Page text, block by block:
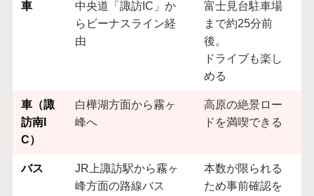
車
中央道「諏訪IC」か
らビーナスライン経
由
富士見台駐車場
まで約25分前
後。
ドライブも楽し
める
車（諏
訪南I
C）
白樺湖方面から霧ヶ
峰へ
高原の絶景ロー
ドを満喫できる
バス
JR上諏訪駅から霧ヶ
峰方面の路線バス
本数が限られる
ため事前確認を